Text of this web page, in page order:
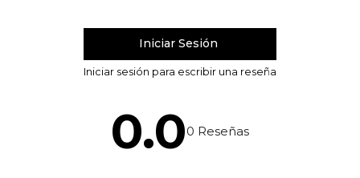
0.00 Reseñas